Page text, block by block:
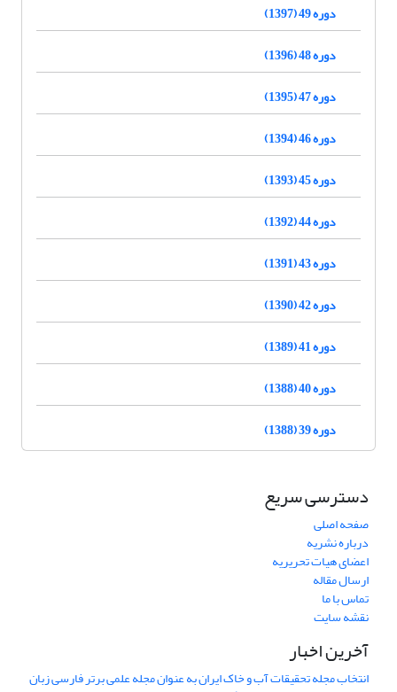
دوره 49 (1397)
دوره 48 (1396)
دوره 47 (1395)
دوره 46 (1394)
دوره 45 (1393)
دوره 44 (1392)
دوره 43 (1391)
دوره 42 (1390)
دوره 41 (1389)
دوره 40 (1388)
دوره 39 (1388)
دسترسی سریع
صفحه اصلی
درباره نشریه
اعضای هیات تحریریه
ارسال مقاله
تماس با ما
نقشه سایت
آخرین اخبار
انتخاب مجله تحقیقات آب و خاک ایران به عنوان مجله علمی برتر فارسی زبان